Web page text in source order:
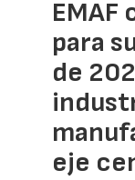
para
de
eje